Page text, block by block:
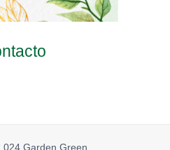
Garden Green